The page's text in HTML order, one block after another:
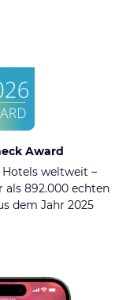
Award
weltweit –
als 892.000 echten
dem Jahr 2025